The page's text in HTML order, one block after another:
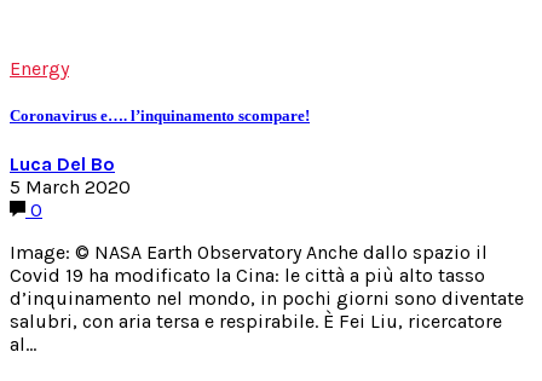
Energy
Coronavirus e…. l’inquinamento scompare!
Luca Del Bo
5 March 2020
0
Image: © NASA Earth Observatory Anche dallo spazio il
Covid 19 ha modificato la Cina: le città a più alto tasso
d’inquinamento nel mondo, in pochi giorni sono diventate
salubri, con aria tersa e respirabile. È Fei Liu, ricercatore
al…